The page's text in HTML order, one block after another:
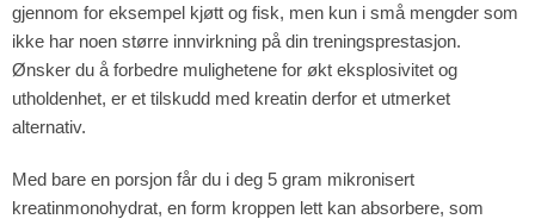
gjennom for eksempel kjøtt og fisk, men kun i små mengder som
ikke har noen større innvirkning på din treningsprestasjon.
Ønsker du å forbedre mulighetene for økt eksplosivitet og
utholdenhet, er et tilskudd med kreatin derfor et utmerket
alternativ.
Med bare en porsjon får du i deg 5 gram mikronisert
kreatinmonohydrat, en form kroppen lett kan absorbere, som